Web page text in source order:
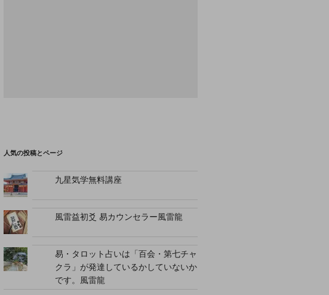
人気の投稿とページ
九星気学無料講座
風雷益初爻 易カウンセラー風雷龍
易・タロット占いは「百会・第七チャ
クラ」が発達しているかしていないか
です。風雷龍